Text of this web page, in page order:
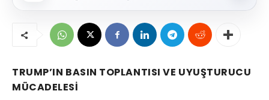
TRUMP’IN BASIN TOPLANTISI VE UYUŞTURUCU
MÜCADELESİ